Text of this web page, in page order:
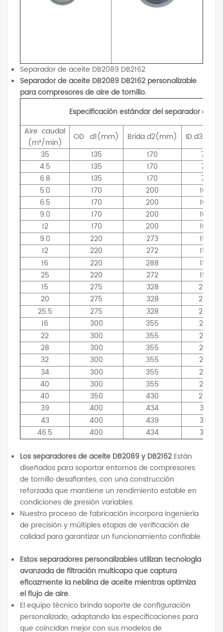
Separador de aceite DB2089 DB2162
Separador de aceite DB2089 DB2162 personalizable
para compresores de aire de tornillo.
Especificación estándar del separador de
Aire caudal
(m³/min)
OD d1(mm) Bridad2(mm) ID
35
135 170
75
4.5
135 170
75
6.8
135 170
75
5.0
170 200
109
6.5
170 200
109
9.0
170 200
109
12
170 200
109
9.0
220 273
157
12
220 272
157
16
220 288
157
25
220 272
157
15
275 328
209
20
275 328
209
25.5
275 328
209
16
300 355
220
22
300 355
220
28
300 355
220
32
300 355
220
34
300 355
220
40
300 355
220
40
350 430
265
39
400 434
314
43
400 439
314
46.5
400 434 314
Los separadores de aceite DB2089 y DB2162 Están
diseñados para soportar entornos de compresores
de tornillo desafiantes, con una construcción
reforzada que mantiene un rendimiento estable en
condiciones de presión variables.
Nuestro proceso de fabricación incorpora ingeniería
de precisión y múltiples etapas de verificación de
calidad para garantizar un funcionamiento confiable.
Estos separadores personalizables utilizan tecnología
avanzada de filtración multicapa que captura
eficazmente la neblina de aceite mientras optimiza
el flujo de aire.
El equipo técnico brinda soporte de configuración
personalizado, adaptando las especificaciones para
que coincidan mejor con sus modelos de